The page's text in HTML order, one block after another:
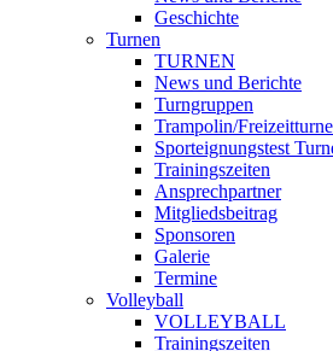
Geschichte
Turnen
TURNEN
News und Berichte
Turngruppen
Trampolin/
Sporteignungstest
Trainingszeiten
Ansprechpartner
Mitgliedsbeitrag
Sponsoren
Galerie
Termine
Volleyball
VOLLEYBALL
Trainingszeiten